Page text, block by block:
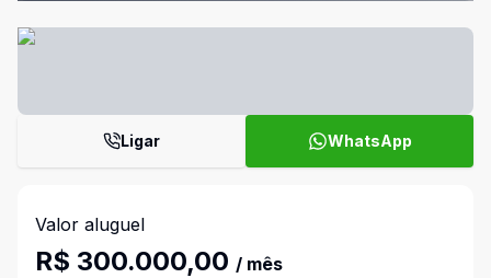
Ligar WhatsApp
Valor aluguel
R$ 300.000,00 / mês